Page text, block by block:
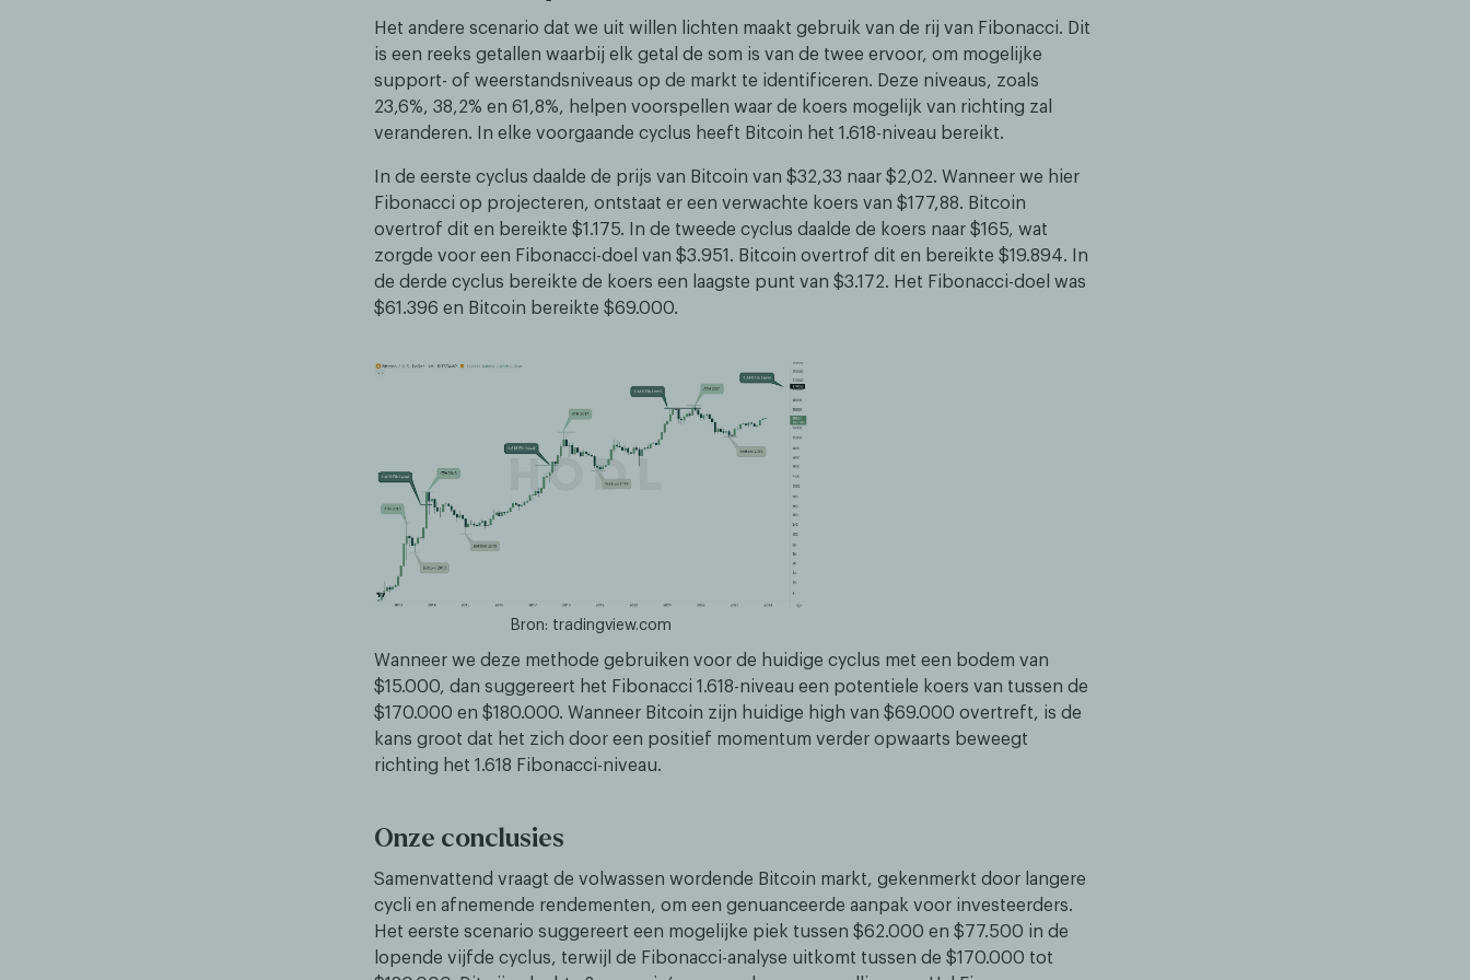
Het andere scenario dat we uit willen lichten maakt gebruik van de rij van Fibonacci. Dit
is een reeks getallen waarbij elk getal de som is van de twee ervoor, om mogelijke
support- of weerstandsniveaus op de markt te identificeren. Deze niveaus, zoals
23,6%, 38,2% en 61,8%, helpen voorspellen waar de koers mogelijk van richting zal
veranderen. In elke voorgaande cyclus heeft Bitcoin het 1.618-niveau bereikt.
In de eerste cyclus daalde de prijs van Bitcoin van $32,33 naar $2,02. Wanneer we hier
Fibonacci op projecteren, ontstaat er een verwachte koers van $177,88. Bitcoin
overtrof dit en bereikte $1.175. In de tweede cyclus daalde de koers naar $165, wat
zorgde voor een Fibonacci-doel van $3.951. Bitcoin overtrof dit en bereikte $19.894. In
de derde cyclus bereikte de koers een laagste punt van $3.172. Het Fibonacci-doel was
$61.396 en Bitcoin bereikte $69.000.
Bron: tradingview.com
Wanneer we deze methode gebruiken voor de huidige cyclus met een bodem van
$15.000, dan suggereert het Fibonacci 1.618-niveau een potentiele koers van tussen de
$170.000 en $180.000. Wanneer Bitcoin zijn huidige high van $69.000 overtreft, is de
kans groot dat het zich door een positief momentum verder opwaarts beweegt
richting het 1.618 Fibonacci-niveau.
Onze conclusies
Samenvattend vraagt de volwassen wordende Bitcoin markt, gekenmerkt door langere
cycli en afnemende rendementen, om een genuanceerde aanpak voor investeerders.
Het eerste scenario suggereert een mogelijke piek tussen $62.000 en $77.500 in de
lopende vijfde cyclus, terwijl de Fibonacci-analyse uitkomt tussen de $170.000 tot